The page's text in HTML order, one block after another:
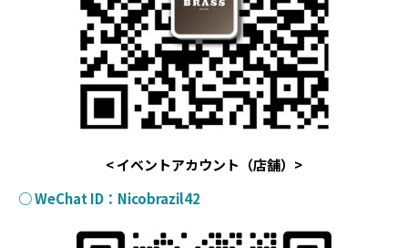
< イベントアカウント（店舗）>
○ WeChat ID：Nicobrazil42